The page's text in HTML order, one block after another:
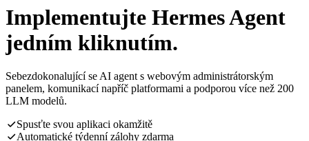
Implementujte Hermes Agent
jedním kliknutím.
Sebezdokonalující se AI agent s webovým administrátorským
panelem, komunikací napříč platformami a podporou více než 200
LLM modelů.
Spusťte svou aplikaci okamžitě
Automatické týdenní zálohy zdarma